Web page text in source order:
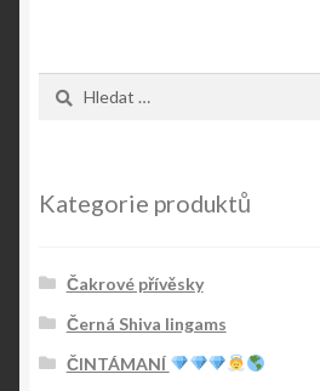
Kategorie produktů
Čakrové přívěsky
Černá Shiva lingams
ČINTÁMANÍ